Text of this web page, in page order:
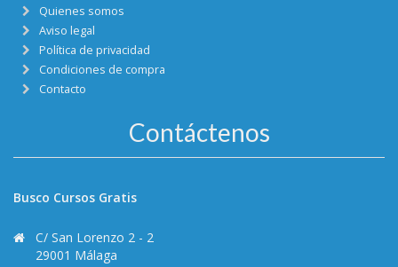
Quienes somos
Aviso legal
Política de privacidad
Condiciones de compra
Contacto
Contáctenos
Busco Cursos Gratis
C/ San Lorenzo 2 - 2
29001 Málaga